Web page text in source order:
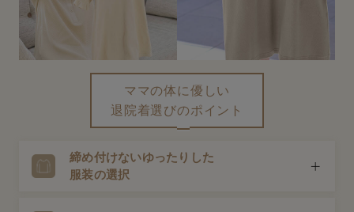
erbaviva（エルバビーバ）
安心の日本製。先輩ママが買ってよかった！本当に必要な出産準備品
ハレの日に着るANGELIEBEのセレモニー
買って正解！高評価レビューアイテム
親子コーデ｜ママとベビーにおすすめ！
ママの体に優しい
退院着選びのポイント
締め付けないゆったりした
服装の選択